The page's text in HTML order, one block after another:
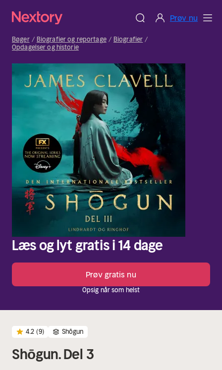
Prøv nu
Bøger Biografier og reportage
Biografier
Opdagelser og historie
Læs og lyt gratis i 14 dage
Prøv gratis nu
Opsig når som helst
4.2 (9) Shōgun
Shōgun. Del 3